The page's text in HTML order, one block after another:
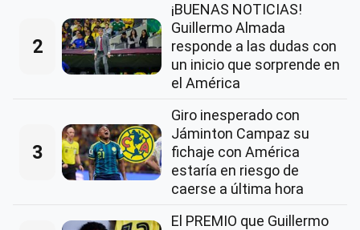
2
¡BUENAS NOTICIAS!
Guillermo Almada
responde a las dudas con
un inicio que sorprende en
el América
3
Giro inesperado con
Jáminton Campaz su
fichaje con América
estaría en riesgo de
caerse a última hora
El PREMIO que Guillermo